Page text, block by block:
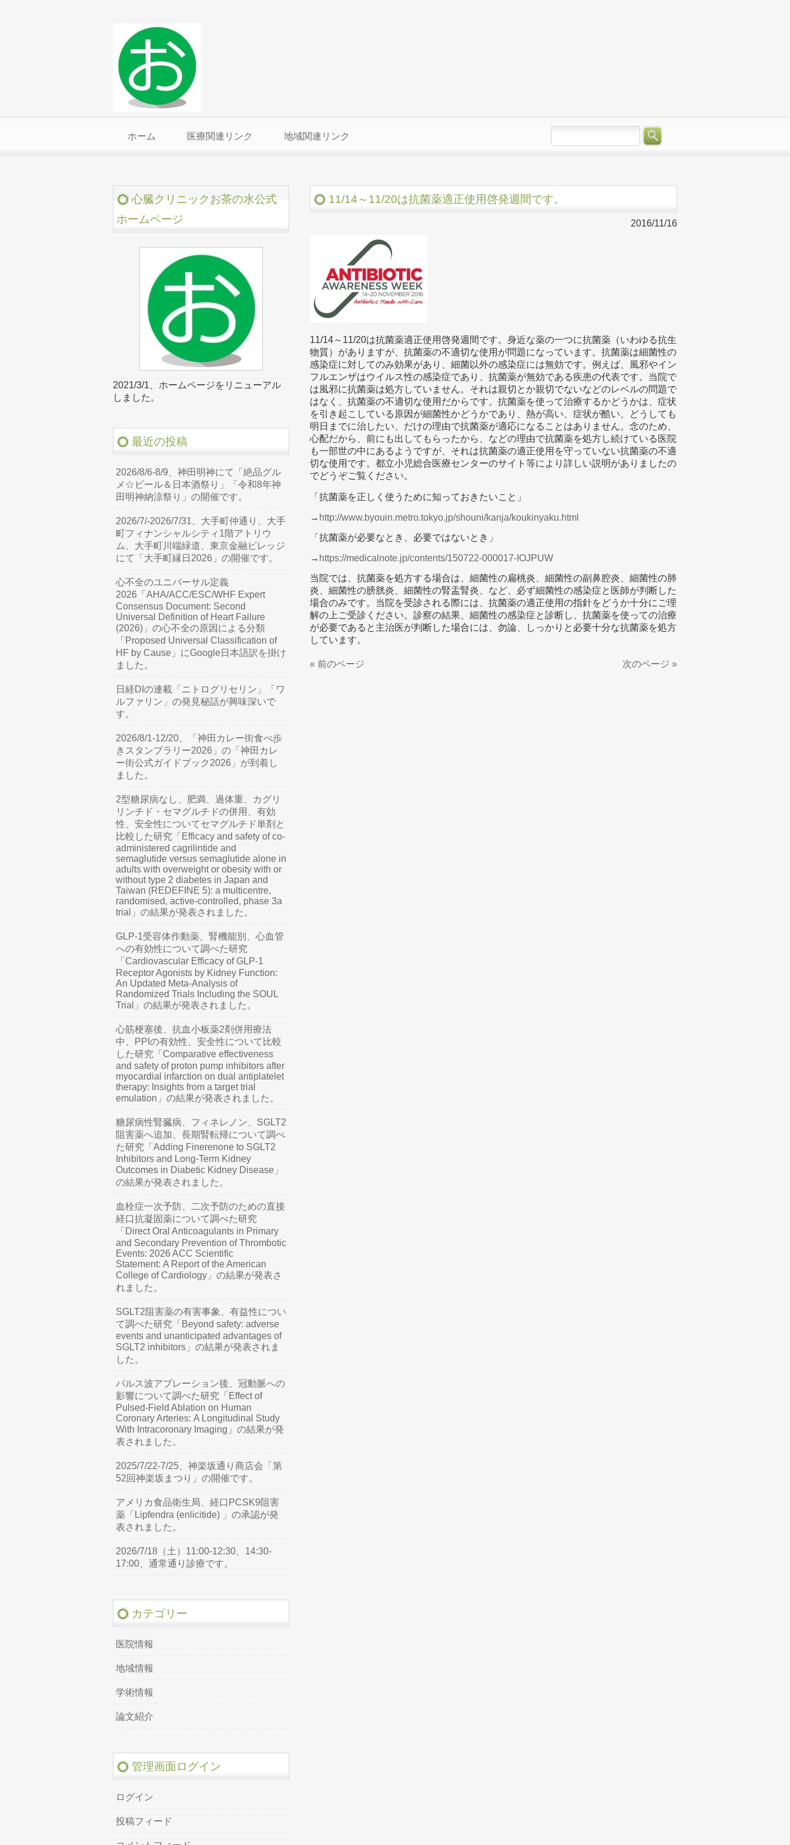
ホーム 医療関連リンク 地域関連リンク
11/14～11/20は抗菌薬適正使用啓発週間です。
2016/11/16
11/14～11/20は抗菌薬適正使用啓発週間です。身近な薬の一つに抗菌薬（いわゆる抗生
物質）がありますが、抗菌薬の不適切な使用が問題になっています。抗菌薬は細菌性の
感染症に対してのみ効果があり、細菌以外の感染症には無効です。例えば、風邪やイン
フルエンザはウイルス性の感染症であり、抗菌薬が無効である疾患の代表です。当院で
は風邪に抗菌薬は処方していません。それは親切とか親切でないなどのレベルの問題で
はなく、抗菌薬の不適切な使用だからです。抗菌薬を使って治療するかどうかは、症状
を引き起こしている原因が細菌性かどうかであり、熱が高い、症状が酷い、どうしても
明日までに治したい、だけの理由で抗菌薬が適応になることはありません。念のため、
心配だから、前にも出してもらったから、などの理由で抗菌薬を処方し続けている医院
も一部世の中にあるようですが、それは抗菌薬の適正使用を守っていない抗菌薬の不適
切な使用です。都立小児総合医療センターのサイト等により詳しい説明がありましたの
でどうぞご覧ください。
「抗菌薬を正しく使うために知っておきたいこと」
→ http://www.byouin.metro.tokyo.jp/shouni/kanja/koukinyaku.html
「抗菌薬が必要なとき、必要ではないとき」
→ https://medicalnote.jp/contents/150722-000017-IOJPUW
当院では、抗菌薬を処方する場合は、細菌性の扁桃炎、細菌性の副鼻腔炎、細菌性の肺
炎、細菌性の膀胱炎、細菌性の腎盂腎炎、など、必ず細菌性の感染症と医師が判断した
場合のみです。当院を受診される際には、抗菌薬の適正使用の指針をどうか十分にご理
解の上ご受診ください。診察の結果、細菌性の感染症と診断し、抗菌薬を使っての治療
が必要であると主治医が判断した場合には、勿論、しっかりと必要十分な抗菌薬を処方
しています。
« 前のページ 次のページ »
心臓クリニックお茶の水公式
ホームページ
2021/3/1、ホームページをリニューアル
しました。
最近の投稿
2026/8/6-8/9、神田明神にて「絶品グル
メ☆ビール＆日本酒祭り」「令和8年神
田明神納涼祭り」の開催です。
2026/7/-2026/7/31、大手町仲通り、大手
町フィナンシャルシティ1階アトリウ
ム、大手町川端緑道、東京金融ビレッジ
にて「大手町縁日2026」の開催です。
心不全のユニバーサル定義
2026「AHA/ACC/ESC/WHF Expert
Consensus Document: Second
Universal Definition of Heart Failure
(2026)」の心不全の原因による分類
「Proposed Universal Classification of
HF by Cause」にGoogle日本語訳を掛け
ました。
日経DIの連載「ニトログリセリン」「ワ
ルファリン」の発見秘話が興味深いで
す。
2026/8/1-12/20、「神田カレー街食べ歩
きスタンプラリー2026」の「神田カレ
ー街公式ガイドブック2026」が到着し
ました。
2型糖尿病なし、肥満、過体重、カグリ
リンチド・セマグルチドの併用、有効
性、安全性についてセマグルチド単剤と
比較した研究「Efficacy and safety of co-
administered cagrilintide and
semaglutide versus semaglutide alone in
adults with overweight or obesity with or
without type 2 diabetes in Japan and
Taiwan (REDEFINE 5): a multicentre,
randomised, active-controlled, phase 3a
trial」の結果が発表されました。
GLP-1受容体作動薬、腎機能別、心血管
への有効性について調べた研究
「Cardiovascular Efficacy of GLP-1
Receptor Agonists by Kidney Function:
An Updated Meta-Analysis of
Randomized Trials Including the SOUL
Trial」の結果が発表されました。
心筋梗塞後、抗血小板薬2剤併用療法
中、PPIの有効性、安全性について比較
した研究「Comparative effectiveness
and safety of proton pump inhibitors after
myocardial infarction on dual antiplatelet
therapy: Insights from a target trial
emulation」の結果が発表されました。
糖尿病性腎臓病、フィネレノン、SGLT2
阻害薬へ追加、長期腎転帰について調べ
た研究「Adding Finerenone to SGLT2
Inhibitors and Long-Term Kidney
Outcomes in Diabetic Kidney Disease」
の結果が発表されました。
血栓症一次予防、二次予防のための直接
経口抗凝固薬について調べた研究
「Direct Oral Anticoagulants in Primary
and Secondary Prevention of Thrombotic
Events: 2026 ACC Scientific
Statement: A Report of the American
College of Cardiology」の結果が発表さ
れました。
SGLT2阻害薬の有害事象、有益性につい
て調べた研究「Beyond safety: adverse
events and unanticipated advantages of
SGLT2 inhibitors」の結果が発表されま
した。
パルス波アブレーション後、冠動脈への
影響について調べた研究「Effect of
Pulsed-Field Ablation on Human
Coronary Arteries: A Longitudinal Study
With Intracoronary Imaging」の結果が発
表されました。
2025/7/22-7/25、神楽坂通り商店会「第
52回神楽坂まつり」の開催です。
アメリカ食品衛生局、経口PCSK9阻害
薬「Lipfendra (enlicitide) 」の承認が発
表されました。
2026/7/18（土）11:00-12:30、14:30-
17:00、通常通り診療です。
カテゴリー
医院情報
地域情報
学術情報
論文紹介
管理画面ログイン
ログイン
投稿フィード